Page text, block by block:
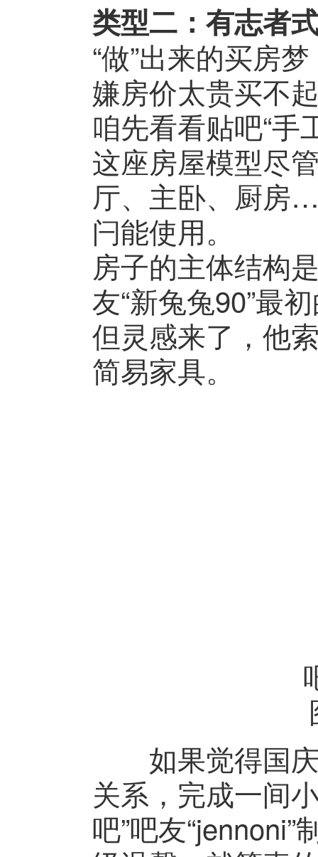
类型二：有志者
“做”出来的买房梦
嫌房价太贵买不
咱先看看贴吧“手
这座房屋模型尽
厅、主卧、厨房
闩能使用。
房子的主体结构
友“新兔兔90”最
但灵感来了，他
简易家具。
如果觉得国庆
关系，完成一间
吧”吧友